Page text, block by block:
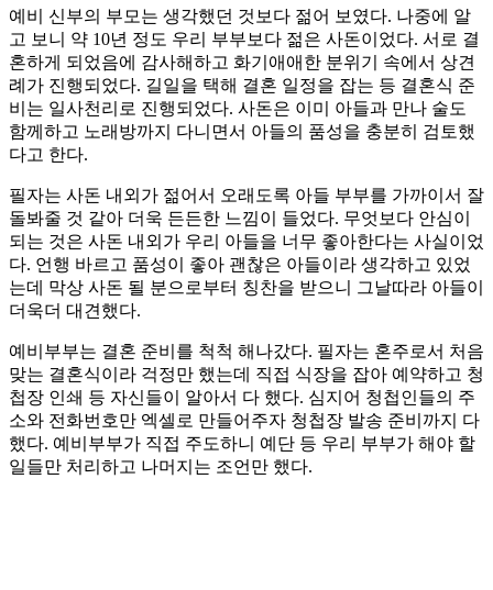
예비 신부의 부모는 생각했던 것보다 젊어 보였다. 나중에 알
고 보니 약 10년 정도 우리 부부보다 젊은 사돈이었다. 서로 결
혼하게 되었음에 감사해하고 화기애애한 분위기 속에서 상견
례가 진행되었다. 길일을 택해 결혼 일정을 잡는 등 결혼식 준
비는 일사천리로 진행되었다. 사돈은 이미 아들과 만나 술도
함께하고 노래방까지 다니면서 아들의 품성을 충분히 검토했
다고 한다.
필자는 사돈 내외가 젊어서 오래도록 아들 부부를 가까이서 잘
돌봐줄 것 같아 더욱 든든한 느낌이 들었다. 무엇보다 안심이
되는 것은 사돈 내외가 우리 아들을 너무 좋아한다는 사실이었
다. 언행 바르고 품성이 좋아 괜찮은 아들이라 생각하고 있었
는데 막상 사돈 될 분으로부터 칭찬을 받으니 그날따라 아들이
더욱더 대견했다.
예비부부는 결혼 준비를 척척 해나갔다. 필자는 혼주로서 처음
맞는 결혼식이라 걱정만 했는데 직접 식장을 잡아 예약하고 청
첩장 인쇄 등 자신들이 알아서 다 했다. 심지어 청첩인들의 주
소와 전화번호만 엑셀로 만들어주자 청첩장 발송 준비까지 다
했다. 예비부부가 직접 주도하니 예단 등 우리 부부가 해야 할
일들만 처리하고 나머지는 조언만 했다.